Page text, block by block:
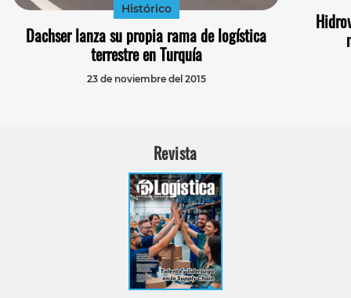
Histórico
Dachser lanza su propia rama de logística
terrestre en Turquía
23 de noviembre del 2015
Revista